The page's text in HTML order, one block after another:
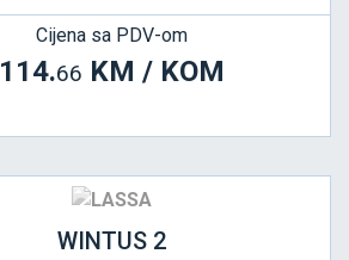
Cijena sa PDV-om
114.66 KM / KOM
WINTUS 2